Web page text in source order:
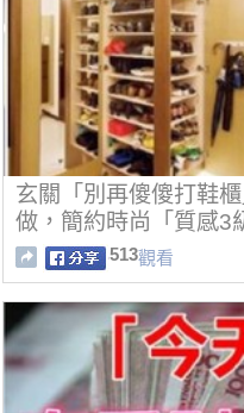
玄關「別再傻傻打鞋
做，簡約時尚「質感3
513觀看